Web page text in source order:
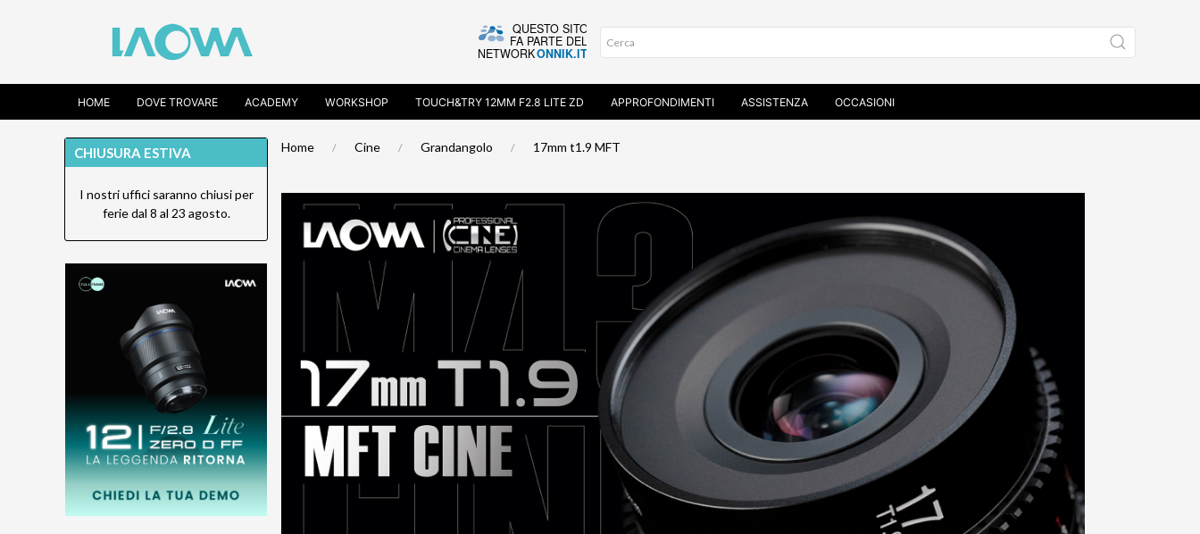
HOME DOVE TROVARE ACADEMY WORKSHOP TOUCH&TRY 12MM F2.8 LITE ZD APPROFONDIMENTI ASSISTENZA OCCASIONI
Home Cine Grandangolo 17mm t1.9 MFT
CHIUSURA ESTIVA
I nostri uffici saranno chiusi per
ferie dal 8 al 23 agosto.